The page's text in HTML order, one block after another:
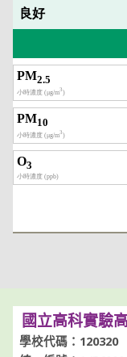
國立高科實驗
學校代碼：120320